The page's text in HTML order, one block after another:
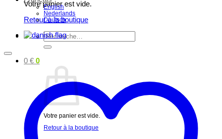
Votre panier est vide.
Retour à la boutique
Recherche
pour :
0 € 0
Votre panier est vide.
Retour à la boutique
English
Nederlands
Deutsch